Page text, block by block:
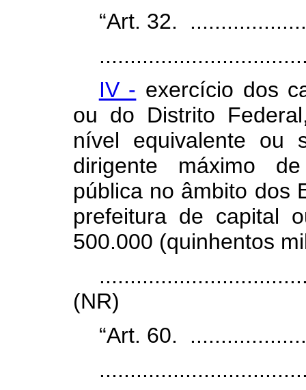
“Art. 32.
IV - exercício dos
ou do Distrito
nível equivalente ou
dirigente máximo
pública no âmbito dos
prefeitura de capital
500.000 (quinhentos
(NR)
“Art. 60.